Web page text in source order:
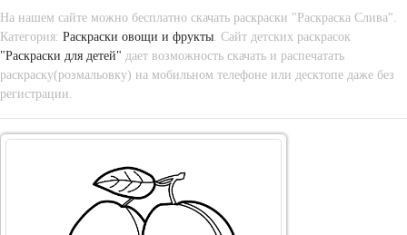
На нашем сайте можно бесплатно скачать раскраски "Раскраска Слива".
Категория: Раскраски овощи и фрукты. Сайт детских раскрасок
"Раскраски для детей" дает возможность скачать и распечатать
раскраску(розмальовку) на мобильном телефоне или десктопе даже без
регистрации.